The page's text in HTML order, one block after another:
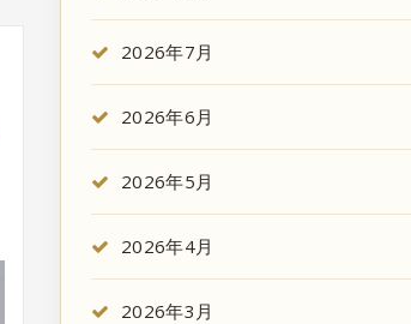
2026年7月
2026年6月
2026年5月
2026年4月
2026年3月